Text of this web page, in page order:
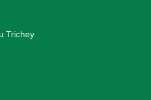
Trichey